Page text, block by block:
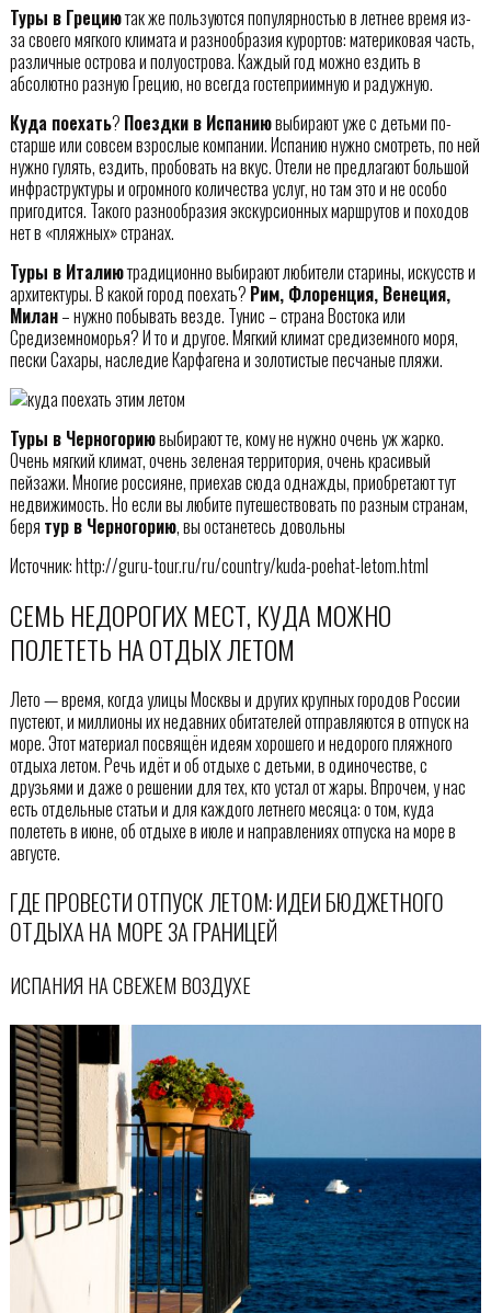
Туры в Грециютак же пользуются популярностью в летнее время из-
за своего мягкого климата и разнообразия курортов: материковая часть,
различные острова и полуострова. Каждый год можно ездить в
абсолютно разную Грецию, но всегда гостеприимную и радужную.
Куда поехать? Поездки в Испаниювыбирают уже с детьми по-
старше или совсем взрослые компании. Испанию нужно смотреть, по ней
нужно гулять, ездить, пробовать на вкус. Отели не предлагают большой
инфраструктуры и огромного количества услуг, но там это и не особо
пригодится. Такого разнообразия экскурсионных маршрутов и походов
нет в «пляжных» странах.
Туры в Италиютрадиционно выбирают любители старины, искусств и
архитектуры. В какой город поехать? Рим, Флоренция, Венеция,
Милан– нужно побывать везде. Тунис – страна Востока или
Средиземноморья? И то и другое. Мягкий климат средиземного моря,
пески Сахары, наследие Карфагена и золотистые песчаные пляжи.
Туры в Черногориювыбирают те, кому не нужно очень уж жарко.
Очень мягкий климат, очень зеленая территория, очень красивый
пейзажи. Многие россияне, приехав сюда однажды, приобретают тут
недвижимость. Но если вы любите путешествовать по разным странам,
беря тур в Черногорию, вы останетесь довольны
Источник: http://guru-tour.ru/ru/country/kuda-poehat-letom.html
СЕМЬ НЕДОРОГИХ МЕСТ, КУДА МОЖНО
ПОЛЕТЕТЬ НА ОТДЫХ ЛЕТОМ
Лето — время, когда улицы Москвы и других крупных городов России
пустеют, и миллионы их недавних обитателей отправляются в отпуск на
море. Этот материал посвящён идеям хорошего и недорого пляжного
отдыха летом. Речь идёт и об отдыхе с детьми, в одиночестве, с
друзьями и даже о решении для тех, кто устал от жары. Впрочем, у нас
есть отдельные статьи и для каждого летнего месяца: о том, куда
полететь в июне, об отдыхе в июле и направлениях отпуска на море в
августе.
ГДЕ ПРОВЕСТИ ОТПУСК ЛЕТОМ: ИДЕИ БЮДЖЕТНОГО
ОТДЫХА НА МОРЕ ЗА ГРАНИЦЕЙ
ИСПАНИЯ НА СВЕЖЕМ ВОЗДУХЕ